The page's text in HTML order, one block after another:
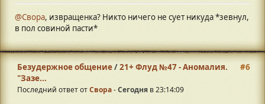
@Свора, извращенка? Никто ничего не сует никуда *зевнул,
в пол совиной пасти*
#6
Безудержное общение/21+ Флуд №47 - Аномалия.
"Зазе...
Последний ответ отСвора-Сегодня в 23:14:09